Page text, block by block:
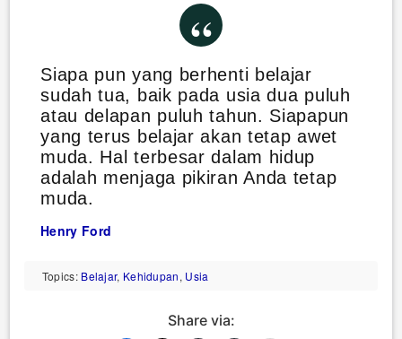
Siapa pun yang berhenti belajar
sudah tua, baik pada usia dua puluh
atau delapan puluh tahun. Siapapun
yang terus belajar akan tetap awet
muda. Hal terbesar dalam hidup
adalah menjaga pikiran Anda tetap
muda.
Henry Ford
Topics: Belajar, Kehidupan, Usia
Share via: